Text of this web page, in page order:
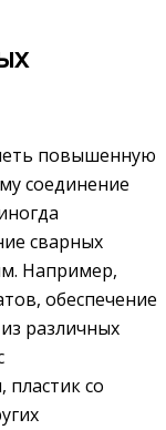
повышенную
соединение
сварных
Например,
обеспечение
различных
пластик со